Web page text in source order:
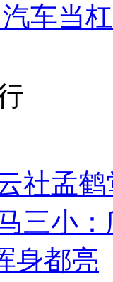
车当
社孟
三小
身都亮